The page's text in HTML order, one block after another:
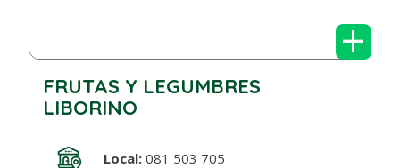
+
FRUTAS Y LEGUMBRES
LIBORINO
Local:081 503 705